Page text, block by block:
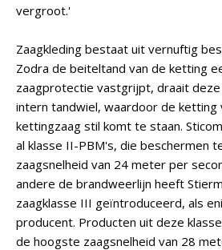
vergroot.'
Zaagkleding bestaat uit vernuftig
Zodra de beiteltand van de ketting
zaagprotectie vastgrijpt, draait deze
intern tandwiel, waardoor de ketting
kettingzaag stil komt te staan.
al klasse II-PBM's, die beschermen
zaagsnelheid van 24 meter per
andere de brandweerlijn heeft
zaagklasse III geïntroduceerd, als
producent. Producten uit deze
de hoogste zaagsnelheid van 28